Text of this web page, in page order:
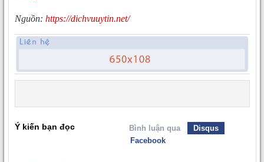
Nguồn: https://dichvuuytin.net/
Ý kiến bạn đọc Bình luận qua
Disqus
Facebook